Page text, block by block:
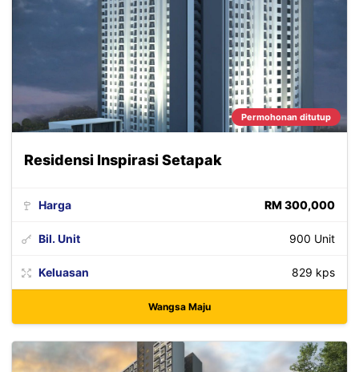
Permohonan ditutup
Residensi Inspirasi Setapak
Harga RM 300,000
Bil. Unit 900 Unit
Keluasan 829 kps
Wangsa Maju